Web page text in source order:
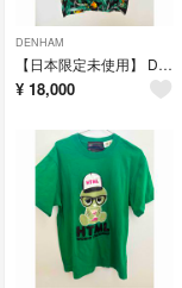
DENHAM
【日本限定未使用】 DENHAM ALOHA SHIRT AS アロハシャツ
¥ 18,000